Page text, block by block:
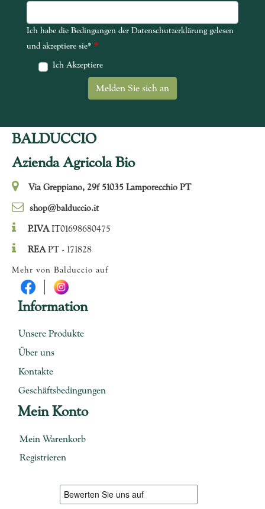
Ich habe die Bedingungen der Datenschutzerklärung gelesen und
Ich habe die Bedingungen der Datenschutzerklärung gelesen
und akzeptiere sie* *
Ich Akzeptiere
BALDUCCIO
Azienda Agricola Bio
Via Greppiano, 29f 51035 Lamporecchio PT
shop@balduccio.it
P.IVA IT01698680475
REA PT - 171828
Mehr von Balduccio auf
Information
Unsere Produkte
Über uns
Kontakte
Geschäftsbedingungen
Mein Konto
Mein Warenkorb
Registrieren